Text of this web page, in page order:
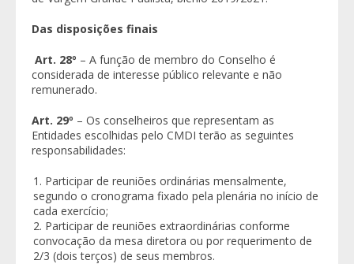
Das disposições finais
Art. 28º – A função de membro do Conselho é
considerada de interesse público relevante e não
remunerado.
Art. 29º – Os conselheiros que representam as
Entidades escolhidas pelo CMDI terão as seguintes
responsabilidades:
Participar de reuniões ordinárias mensalmente,
segundo o cronograma fixado pela plenária no início de
cada exercício;
Participar de reuniões extraordinárias conforme
convocação da mesa diretora ou por requerimento de
2/3 (dois terços) de seus membros.